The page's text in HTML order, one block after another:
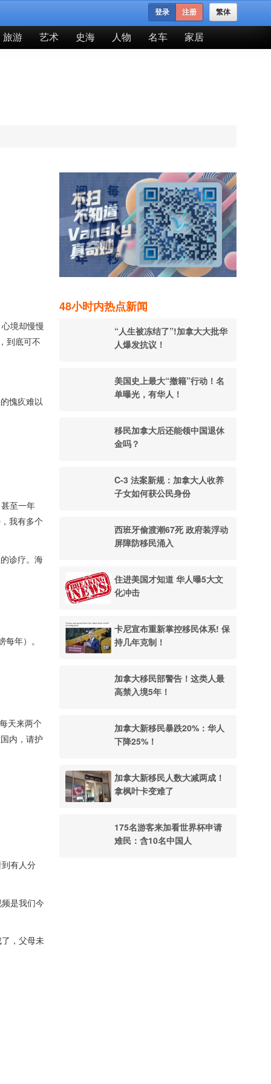
繁体
登录 注册
旅游 艺术 史海 人物 名车 家居
境却慢慢
到底可不
愧疚难以
至一年
我有多个
诊疗。海
年）。
天来两个
内，请护
有人分
是我们今
，父母未
48小时内热点新闻
“人生被冻结了”!加拿大大批华
人爆发抗议！
美国史上最大“撤籍”行动！名
单曝光，有华人！
移民加拿大后还能领中国退休
金吗？
C-3 法案新规：加拿大人收养
子女如何获公民身份
西班牙偷渡潮67死 政府装浮动
屏障防移民涌入
住进美国才知道 华人曝5大文
化冲击
卡尼宣布重新掌控移民体系! 保
持几年克制！
加拿大移民部警告！这类人最
高禁入境5年！
加拿大新移民暴跌20%：华人
下降25%！
加拿大新移民人数大减两成！
拿枫叶卡变难了
175名游客来加看世界杯申请
难民：含10名中国人